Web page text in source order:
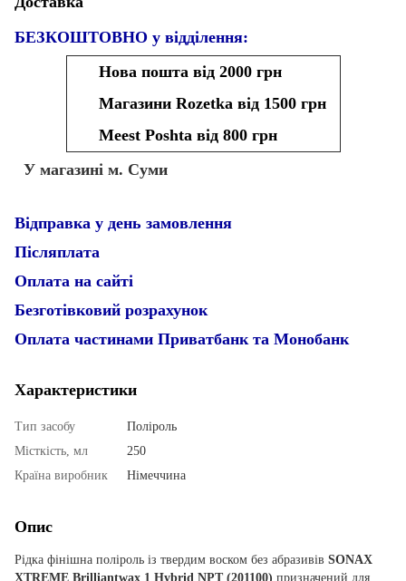
БЕЗКОШТОВНО у відділення:
Нова пошта від 2000 грн
Магазини Rozetka від 1500 грн
Meest Poshta від 800 грн
У магазині м. Суми
Відправка у день замовлення
Післяплата
Оплата на сайті
Безготівковий розрахунок
Оплата частинами Приватбанк та Монобанк
Характеристики
Тип засобу
Поліроль
Місткість, мл
250
Країна виробник
Німеччина
Опис
Рідка фінішна поліроль із твердим воском без абразивів SONAX
XTREME Brilliantwax 1 Hybrid NPT (201100) призначений для